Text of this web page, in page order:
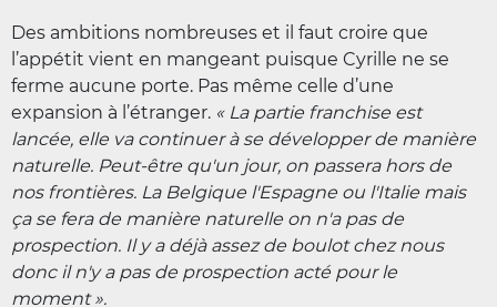
Des ambitions nombreuses et il faut croire que
l’appétit vient en mangeant puisque Cyrille ne se
ferme aucune porte. Pas même celle d’une
expansion à l’étranger. « La partie franchise est
lancée, elle va continuer à se développer de manière
naturelle. Peut-être qu'un jour, on passera hors de
nos frontières. La Belgique l'Espagne ou l'Italie mais
ça se fera de manière naturelle on n'a pas de
prospection. Il y a déjà assez de boulot chez nous
donc il n'y a pas de prospection acté pour le
moment ».